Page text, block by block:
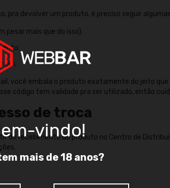
pra devolver um produto, é preciso seguir
pesar mais que do isso);
cm.
você embala o produto exatamente do jeito
código tem validade pra ser utilizado, então
de troca
do recebimento do produto no Centro de
vindo!
mais de 18 anos?